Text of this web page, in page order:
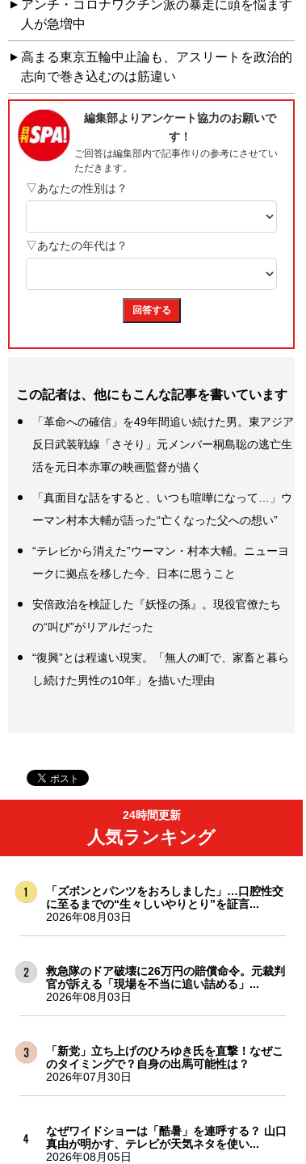
アンチ・コロナワクチン派の暴走に頭を悩ます
人が急増中
高まる東京五輪中止論も、アスリートを政治的
志向で巻き込むのは筋違い
この記者は、他にもこんな記事を書いています
「革命への確信」を49年間追い続けた男。東アジア
反日武装戦線「さそり」元メンバー桐島聡の逃亡生
活を元日本赤軍の映画監督が描く
「真面目な話をすると、いつも喧嘩になって…」ウ
ーマン村本大輔が語った“亡くなった父への想い”
“テレビから消えた”ウーマン・村本大輔。ニューヨ
ークに拠点を移した今、日本に思うこと
安倍政治を検証した『妖怪の孫』。現役官僚たち
の“叫び”がリアルだった
“復興”とは程遠い現実。「無人の町で、家畜と暮ら
し続けた男性の10年」を描いた理由
24時間更新
人気ランキング
「ズボンとパンツをおろしました」…口腔性交
に至るまでの“生々しいやりとり”を証言...
2026年08月03日
救急隊のドア破壊に26万円の賠償命令。元裁判
官が訴える「現場を不当に追い詰める」...
2026年08月03日
「新党」立ち上げのひろゆき氏を直撃！なぜこ
のタイミングで？自身の出馬可能性は？
2026年07月30日
なぜワイドショーは「酷暑」を連呼する？ 山口
真由が明かす、テレビが天気ネタを使い...
2026年08月05日